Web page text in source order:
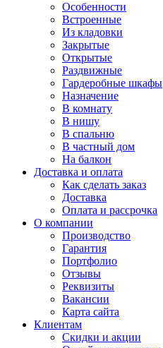
Особенности
Встроенные
Из кладовки
Закрытые
Открытые
Раздвижные
Гардеробные шкафы
Назначение
В комнату
В нишу
В спальню
В частный дом
На балкон
Доставка и оплата
Как сделать заказ
Доставка
Оплата и рассрочка
О компании
Производство
Гарантия
Портфолио
Отзывы
Реквизиты
Вакансии
Карта сайта
Клиентам
Скидки и акции